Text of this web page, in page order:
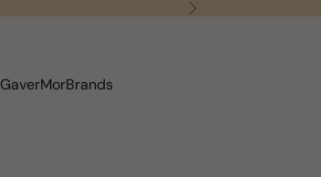
Næste
GaverMorBrands